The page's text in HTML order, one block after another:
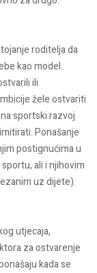
roditelja da
kao model.
ili
žele ostvariti
sportski razvoj
Ponašanje
postignućima u
ali i njihovim
uz dijete).
utjecaja,
za ostvarenje
kada se